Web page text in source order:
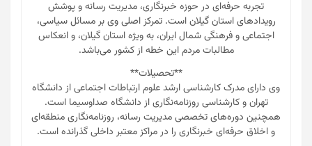
تجربه حرفه‌ای در حوزه خبرنگاری، مدیریت رسانه و پوشش
رویدادهای استان گیلان است. تمرکز اصلی وی بر مسائل سیاسی،
اجتماعی و فرهنگی شمال ایران، به ویژه استان گیلان، و انعکاس
مطالبات مردم این خطه از کشور می‌باشد.
**تحصیلات**
وی دارای مدرک کارشناسی ارشد علوم ارتباطات اجتماعی از دانشگاه
تهران و کارشناسی روزنامه‌نگاری از دانشگاه صداوسیما است.
همچنین دوره‌های تخصصی مدیریت رسانه، روزنامه‌نگاری منطقه‌ای
و اخلاق حرفه‌ای خبرنگاری را در مراکز معتبر داخلی گذرانده است.